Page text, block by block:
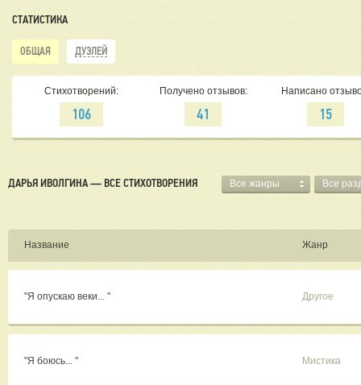
СТАТИСТИКА
ОБЩАЯ ДУЭЛЕЙ
Стихотворений:
106
Получено отзывов:
41
Написано
15
ДАРЬЯ ИВОЛГИНА — ВСЕ СТИХОТВОРЕНИЯ Все жанры Все
Название Жанр
"Я опускаю веки... " Другое
"Я боюсь... " Мистика